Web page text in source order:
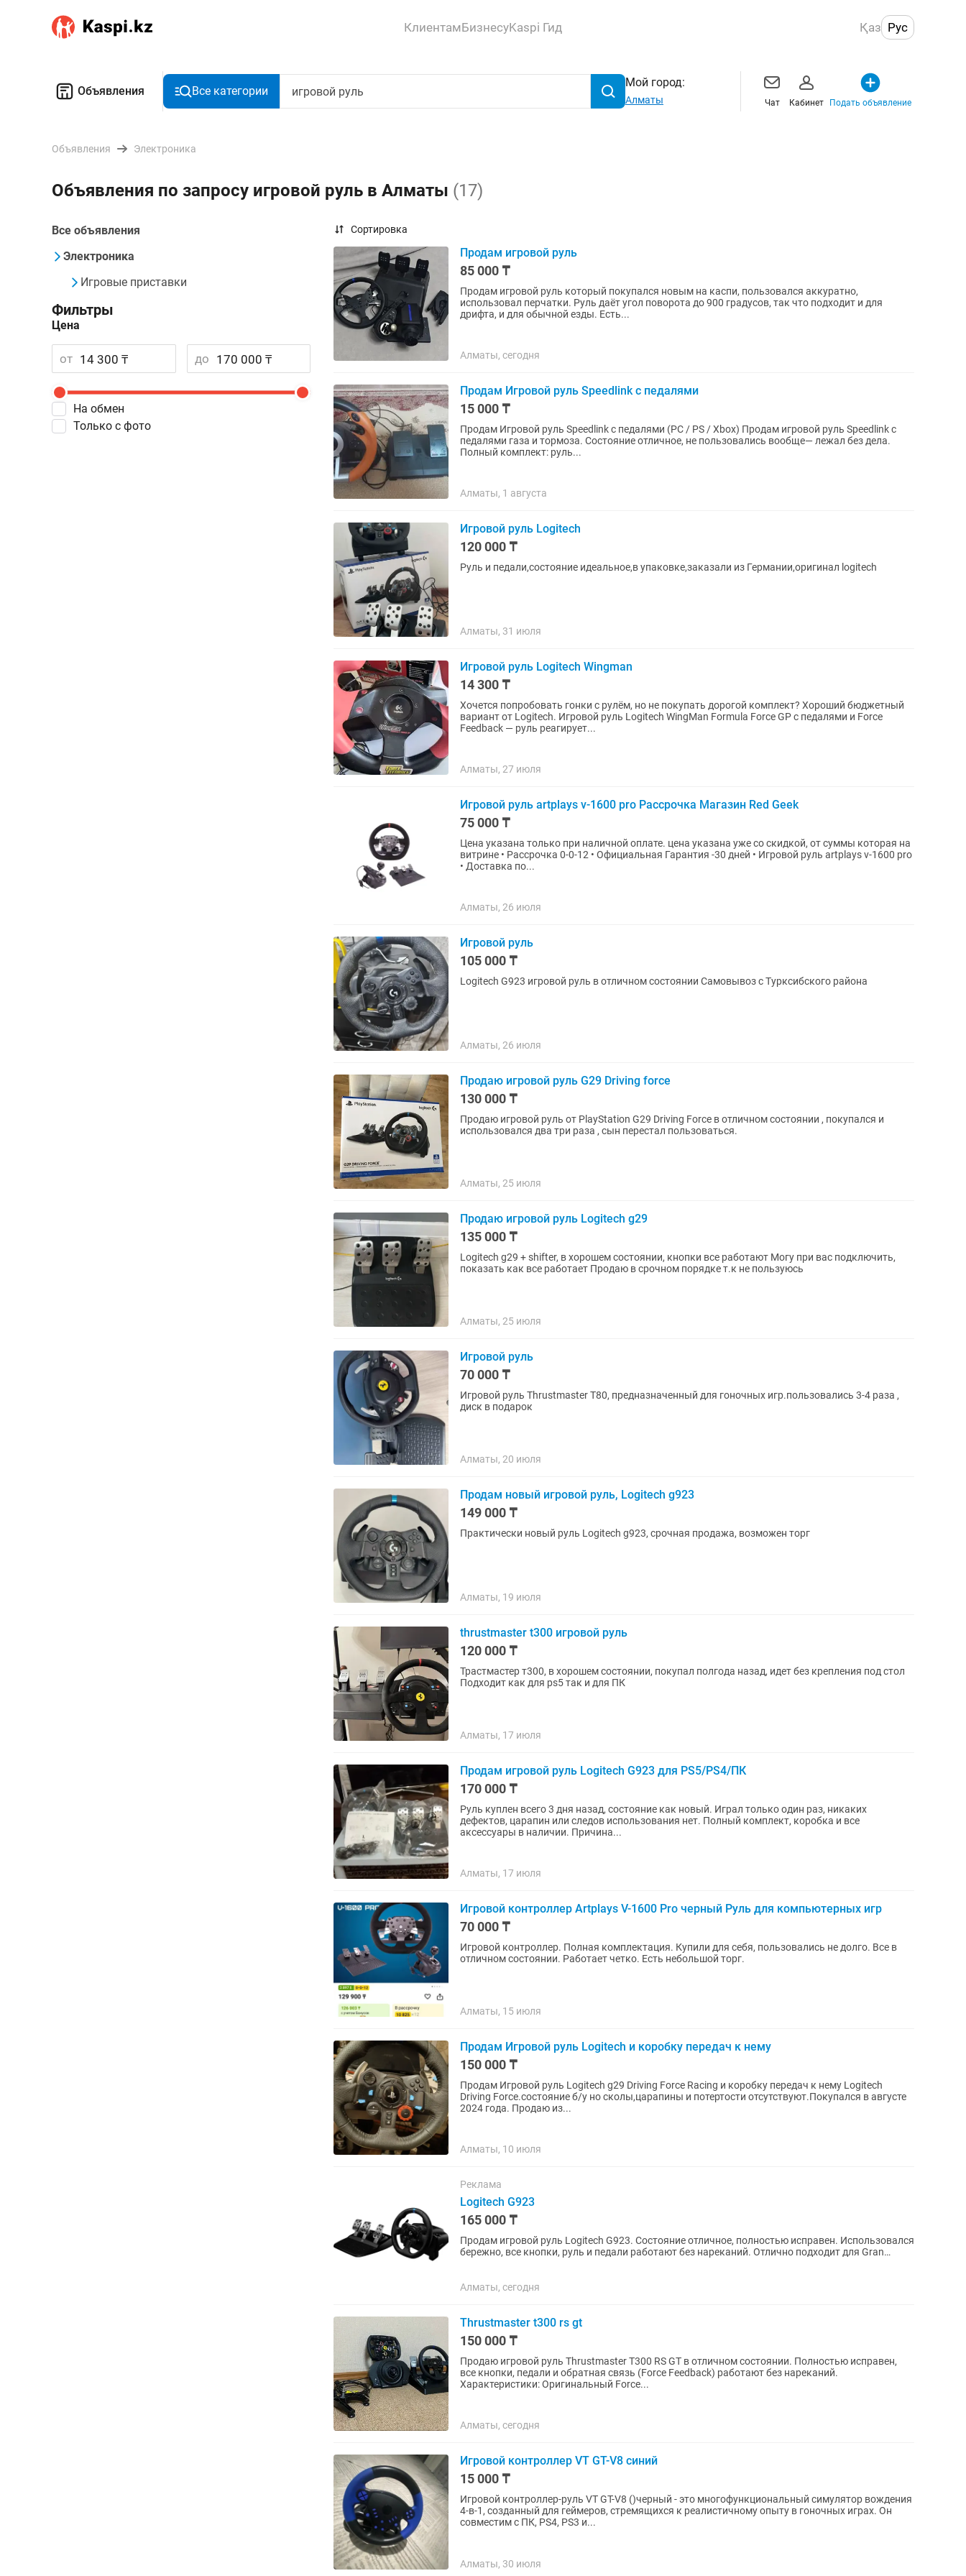
КлиентамБизнесуKaspi Гид Қаз Рус
Объявления Все категории
Мой город:
Алматы Чат Кабинет Подать объявление
Объявления Электроника
Объявления по запросу игровой руль в Алматы (17)
Все объявления
Электроника
Игровые приставки
Фильтры
Цена
от до
На обмен
Только с фото
Сортировка
Продам игровой руль
85 000 ₸
Продам игровой руль который покупался новым на каспи, пользовался аккуратно,
использовал перчатки. Руль даёт угол поворота до 900 градусов, так что подходит и для
дрифта, и для обычной езды. Есть...
Алматы, сегодня
Продам Игровой руль Speedlink с педалями
15 000 ₸
Продам Игровой руль Speedlink с педалями (PC / PS / Xbox) Продам игровой руль Speedlink с
педалями газа и тормоза. Состояние отличное, не пользовались вообще— лежал без дела.
Полный комплект: руль...
Алматы, 1 августа
Игровой руль Logitech
120 000 ₸
Руль и педали,состояние идеальное,в упаковке,заказали из Германии,оригинал logitech
Алматы, 31 июля
Игровой руль Logitech Wingman
14 300 ₸
Хочется попробовать гонки с рулём, но не покупать дорогой комплект? Хороший бюджетный
вариант от Logitech. Игровой руль Logitech WingMan Formula Force GP с педалями и Force
Feedback — руль реагирует...
Алматы, 27 июля
Игровой руль artplays v-1600 pro Рассрочка Магазин Red Geek
75 000 ₸
Цена указана только при наличной оплате. цена указана уже со скидкой, от суммы которая на
витрине • Рассрочка 0-0-12 • Официальная Гарантия -30 дней • Игровой руль artplays v-1600 pro
• Доставка по...
Алматы, 26 июля
Игровой руль
105 000 ₸
Logitech G923 игровой руль в отличном состоянии Самовывоз с Турксибского района
Алматы, 26 июля
Продаю игровой руль G29 Driving force
130 000 ₸
Продаю игровой руль от PlayStation G29 Driving Force в отличном состоянии , покупался и
использовался два три раза , сын перестал пользоваться.
Алматы, 25 июля
Продаю игровой руль Logitech g29
135 000 ₸
Logitech g29 + shifter, в хорошем состоянии, кнопки все работают Могу при вас подключить,
показать как все работает Продаю в срочном порядке т.к не пользуюсь
Алматы, 25 июля
Игровой руль
70 000 ₸
Игровой руль Thrustmaster T80, предназначенный для гоночных игр.пользовались 3-4 раза ,
диск в подарок
Алматы, 20 июля
Продам новый игровой руль, Logitech g923
149 000 ₸
Практически новый руль Logitech g923, срочная продажа, возможен торг
Алматы, 19 июля
thrustmaster t300 игровой руль
120 000 ₸
Трастмастер т300, в хорошем состоянии, покупал полгода назад, идет без крепления под стол
Подходит как для ps5 так и для ПК
Алматы, 17 июля
Продам игровой руль Logitech G923 для PS5/PS4/ПК
170 000 ₸
Руль куплен всего 3 дня назад, состояние как новый. Играл только один раз, никаких
дефектов, царапин или следов использования нет. Полный комплект, коробка и все
аксессуары в наличии. Причина...
Алматы, 17 июля
Игровой контроллер Artplays V-1600 Pro черный Руль для компьютерных игр
70 000 ₸
Игровой контроллер. Полная комплектация. Купили для себя, пользовались не долго. Все в
отличном состоянии. Работает четко. Есть небольшой торг.
Алматы, 15 июля
Продам Игровой руль Logitech и коробку передач к нему
150 000 ₸
Продам Игровой руль Logitech g29 Driving Force Racing и коробку передач к нему Logitech
Driving Force.состояние б/у но сколы,царапины и потертости отсутствуют.Покупался в августе
2024 года. Продаю из...
Алматы, 10 июля
Реклама
Logitech G923
165 000 ₸
Продам игровой руль Logitech G923. Состояние отличное, полностью исправен. Использовался
бережно, все кнопки, руль и педали работают без нареканий. Отлично подходит для Gran
Алматы, сегодня
Thrustmaster t300 rs gt
150 000 ₸
Продаю игровой руль Thrustmaster T300 RS GT в отличном состоянии. Полностью исправен,
все кнопки, педали и обратная связь (Force Feedback) работают без нареканий.
Характеристики: Оригинальный Force...
Алматы, сегодня
Игровой контроллер VT GT-V8 синий
15 000 ₸
Игровой контроллер-руль VT GT-V8 ()черный - это многофункциональный симулятор вождения
4-в-1, созданный для геймеров, стремящихся к реалистичному опыту в гоночных играх. Он
совместим с ПК, PS4, PS3 и...
Алматы, 30 июля